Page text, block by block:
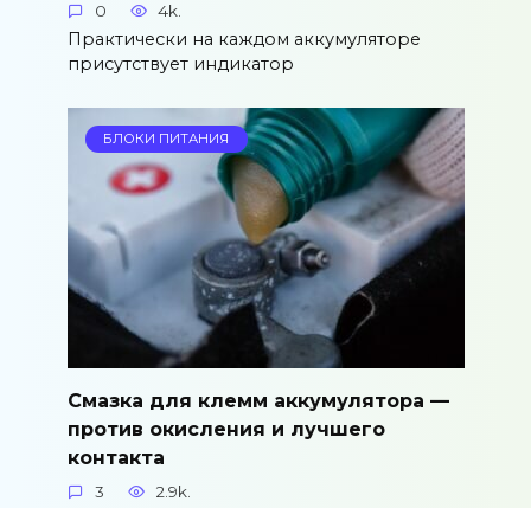
0 4k.
Практически на каждом аккумуляторе
присутствует индикатор
БЛОКИ ПИТАНИЯ
Смазка для клемм аккумулятора —
против окисления и лучшего
контакта
3 2.9k.